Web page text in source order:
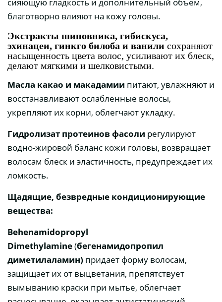
сияющую гладкость и дополнительный объем,
благотворно влияют на кожу головы.
Экстракты шиповника, гибискуса,
эхинацеи, гинкго билоба и ванили сохраняют
насыщенность цвета волос, усиливают их блеск,
делают мягкими и шелковистыми.
Масла какао и макадамии питают, увлажняют и
восстанавливают ослабленные волосы,
укрепляют их корни, облегчают укладку.
Гидролизат протеинов фасоли регулируют
водно-жировой баланс кожи головы, возвращает
волосам блеск и эластичность, предупреждает их
ломкость.
Щадящие, безвредные кондиционирующие
вещества:
Behenamidopropyl
Dimethylamine(бегенамидопропил
диметилаламин) придает форму волосам,
защищает их от выцветания, препятствует
вымыванию краски при мытье, облегчает